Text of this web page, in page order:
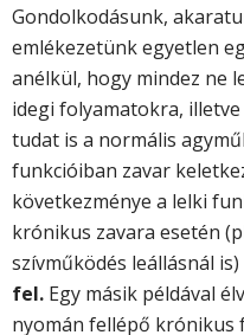
Gondolkodásunk,
emlékezetünk egyetlen
anélkül, hogy mindez ne
idegi folyamatokra,
tudat is a normális
funkcióiban zavar
következménye a lelki
krónikus zavara esetén
szívműködés leállásnál is)
fel. Egy másik példával
nyomán fellépő krónikus